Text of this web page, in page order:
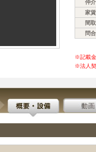
仲
家
間
問
※記載
※法人契